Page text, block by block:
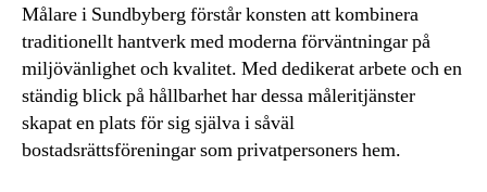
Målare i Sundbyberg förstår konsten att kombinera
traditionellt hantverk med moderna förväntningar på
miljövänlighet och kvalitet. Med dedikerat arbete och en
ständig blick på hållbarhet har dessa måleritjänster
skapat en plats för sig själva i såväl
bostadsrättsföreningar som privatpersoners hem.